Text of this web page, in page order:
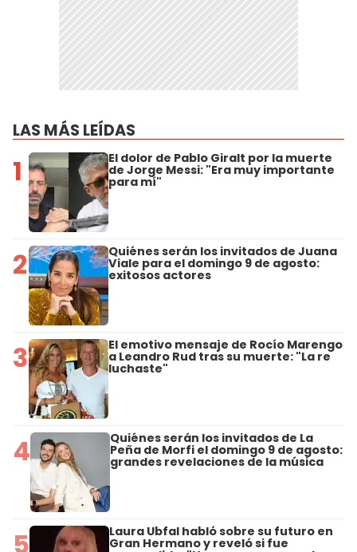
LAS MÁS LEÍDAS
1 El dolor de Pablo Giralt por la muerte
de Jorge Messi: "Era muy importante
para mí"
2 Quiénes serán los invitados de Juana
Viale para el domingo 9 de agosto:
exitosos actores
3 El emotivo mensaje de Rocío Marengo
a Leandro Rud tras su muerte: "La re
luchaste"
4 Quiénes serán los invitados de La
Peña de Morfi el domingo 9 de agosto:
grandes revelaciones de la música
5 Laura Ubfal habló sobre su futuro en
Gran Hermano y reveló si fue